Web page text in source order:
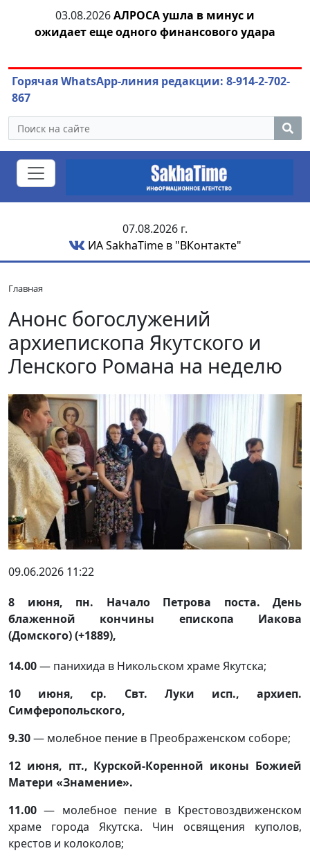
03.08.2026АЛРОСА ушла в минус и
ожидает еще одного финансового удара
Горячая WhatsApp-линия редакции: 8-914-2-702-
867
07.08.2026 г.
ИА SakhaTime в "ВКонтакте"
Главная
Анонс богослужений
архиепископа Якутского и
Ленского Романа на неделю
09.06.2026 11:22
8 июня, пн. Начало Петрова поста. День
блаженной кончины епископа Иакова
(Домского) (+1889),
14.00— панихида в Никольском храме Якутска;
10 июня, ср. Свт. Луки исп., архиеп.
Симферопольского,
9.30— молебное пение в Преображенском соборе;
12 июня, пт., Курской-Коренной иконы Божией
Матери «Знамение».
11.00 — молебное пение в Крестовоздвиженском
храме города Якутска. Чин освящения куполов,
крестов и колоколов;